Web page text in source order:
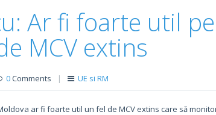
Ar fi foarte util
MCV extins
0Comments | UE si RM
ar fi foarte util un fel de MCV extins care să